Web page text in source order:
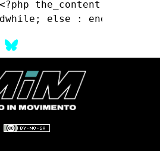
ABOUT
FREESTYLE
LAMBRETTA
TSUNAMI
else : endif; ?>
Facebook